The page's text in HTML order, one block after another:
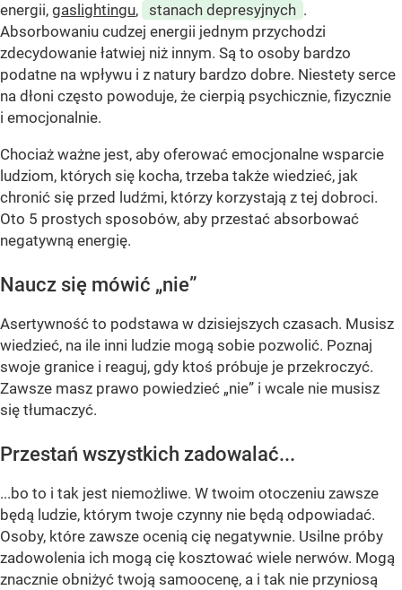
energii, gaslightingu, stanach depresyjnych .
Absorbowaniu cudzej energii jednym przychodzi
zdecydowanie łatwiej niż innym. Są to osoby bardzo
podatne na wpływu i z natury bardzo dobre. Niestety serce
na dłoni często powoduje, że cierpią psychicznie, fizycznie
i emocjonalnie.
Chociaż ważne jest, aby oferować emocjonalne wsparcie
ludziom, których się kocha, trzeba także wiedzieć, jak
chronić się przed ludźmi, którzy korzystają z tej dobroci.
Oto 5 prostych sposobów, aby przestać absorbować
negatywną energię.
Naucz się mówić „nie”
Asertywność to podstawa w dzisiejszych czasach. Musisz
wiedzieć, na ile inni ludzie mogą sobie pozwolić. Poznaj
swoje granice i reaguj, gdy ktoś próbuje je przekroczyć.
Zawsze masz prawo powiedzieć „nie” i wcale nie musisz
się tłumaczyć.
Przestań wszystkich zadowalać...
...bo to i tak jest niemożliwe. W twoim otoczeniu zawsze
będą ludzie, którym twoje czynny nie będą odpowiadać.
Osoby, które zawsze ocenią cię negatywnie. Usilne próby
zadowolenia ich mogą cię kosztować wiele nerwów. Mogą
znacznie obniżyć twoją samoocenę, a i tak nie przyniosą